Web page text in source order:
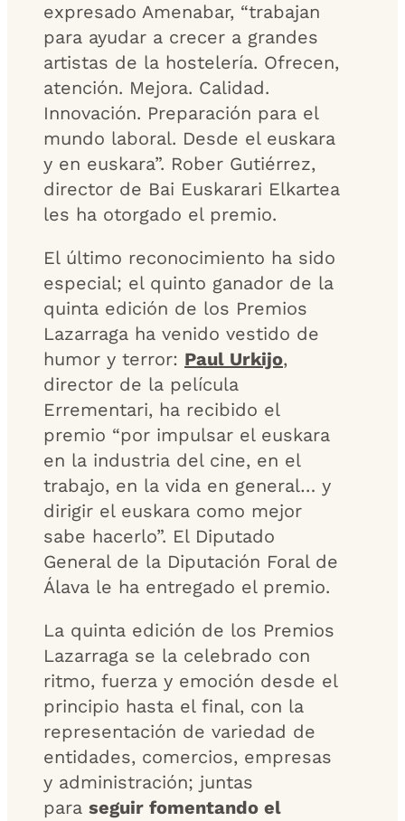
expresado Amenabar, “trabajan
para ayudar a crecer a grandes
artistas de la hostelería. Ofrecen,
atención. Mejora. Calidad.
Innovación. Preparación para el
mundo laboral. Desde el euskara
y en euskara”. Rober Gutiérrez,
director de Bai Euskarari Elkartea
les ha otorgado el premio.
El último reconocimiento ha sido
especial; el quinto ganador de la
quinta edición de los Premios
Lazarraga ha venido vestido de
humor y terror: Paul Urkijo,
director de la película
Errementari, ha recibido el
premio “por impulsar el euskara
en la industria del cine, en el
trabajo, en la vida en general… y
dirigir el euskara como mejor
sabe hacerlo”. El Diputado
General de la Diputación Foral de
Álava le ha entregado el premio.
La quinta edición de los Premios
Lazarraga se la celebrado con
ritmo, fuerza y emoción desde el
principio hasta el final, con la
representación de variedad de
entidades, comercios, empresas
y administración; juntas
para seguir fomentando el